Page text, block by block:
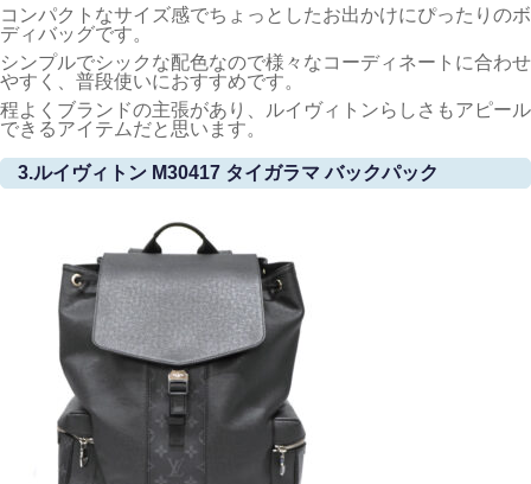
コンパクトなサイズ感でちょっとしたお出かけにぴったりのボ
ディバッグです。
シンプルでシックな配色なので様々なコーディネートに合わせ
やすく、普段使いにおすすめです。
程よくブランドの主張があり、ルイヴィトンらしさもアピール
できるアイテムだと思います。
3.ルイヴィトン M30417 タイガラマ バックパック